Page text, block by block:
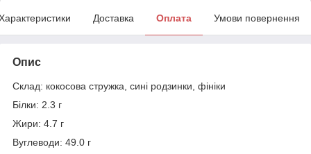
Доставка Оплата Умови повернення
Опис
Склад: кокосова стружка, сині родзинки, фініки
Білки: 2.3 г
Жири: 4.7 г
Вуглеводи: 49.0 г